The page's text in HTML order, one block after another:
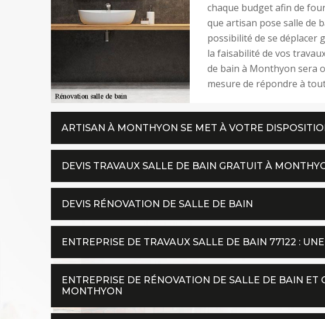
chaque budget afin de
que artisan pose salle de
possibilité de se déplacer
la faisabilité de vos
de bain à Monthyon sera
mesure de répondre à
ARTISAN À MONTHYON SE MET À VOTRE
DEVIS TRAVAUX SALLE DE BAIN GRATUIT À
DEVIS RÉNOVATION DE SALLE DE BAIN
ENTREPRISE DE TRAVAUX SALLE DE BAIN 77122 :
ENTREPRISE DE RÉNOVATION DE SALLE DE BAIN ET
MONTHYON